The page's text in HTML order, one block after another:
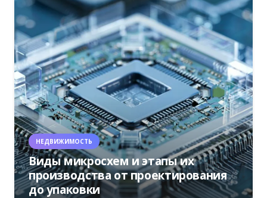
НЕДВИЖИМОСТЬ
Виды микросхем и этапы их
производства от проектирования
до упаковки